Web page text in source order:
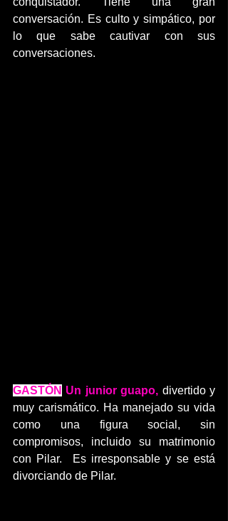
conversación. Es culto y simpático, por
lo que sabe cautivar con sus
conversaciones.
GASTÓN Un junior guapo, divertido y
muy carismático. Ha manejado su vida
como una figura social, sin
compromisos, incluido su matrimonio
con Pilar.
  Es
irresponsable y se está
divorciando de Pilar.